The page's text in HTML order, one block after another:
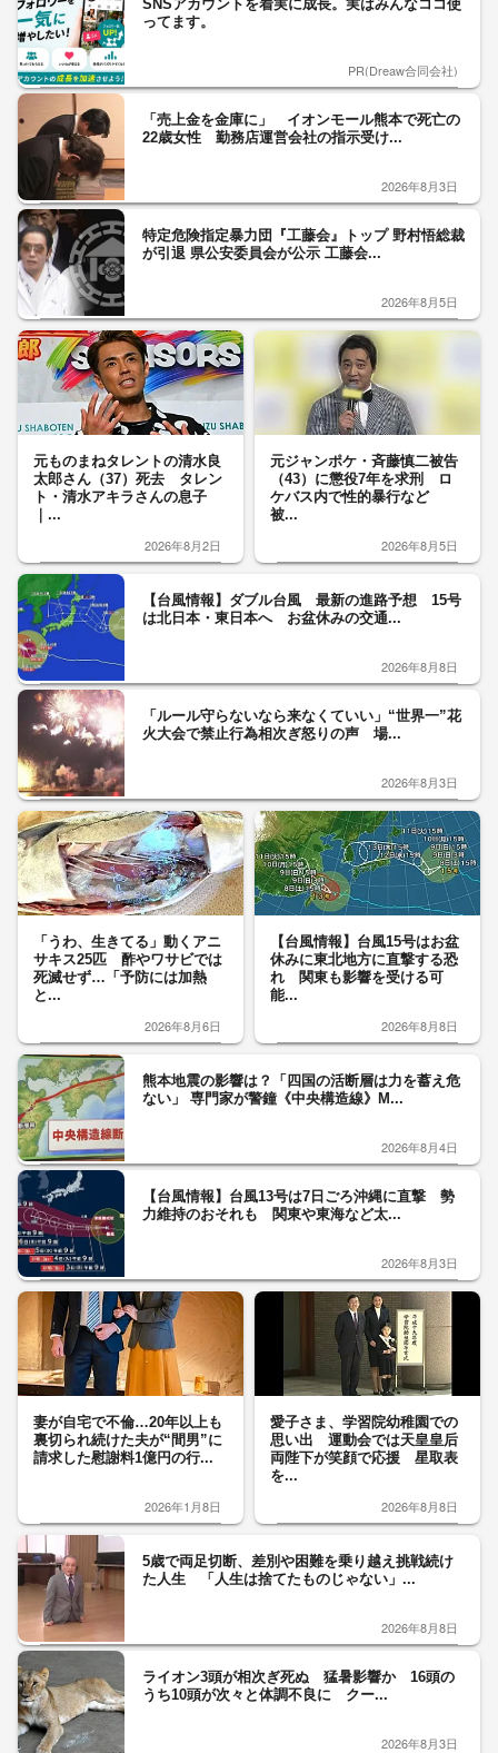
SNSアカウントを着実に成長。実はみんなココ使
ってます。
PR(Dreaw合同会社)
「売上金を金庫に」 イオンモール熊本で死亡の
22歳女性 勤務店運営会社の指示受け...
2026年8月3日
特定危険指定暴力団『工藤会』トップ 野村悟総裁
が引退 県公安委員会が公示 工藤会...
2026年8月5日
元ものまねタレントの清水良
太郎さん（37）死去 タレン
ト・清水アキラさんの息子
｜...
2026年8月2日
元ジャンポケ・斉藤慎二被告
（43）に懲役7年を求刑 ロ
ケバス内で性的暴行など
被...
2026年8月5日
【台風情報】ダブル台風 最新の進路予想 15号
は北日本・東日本へ お盆休みの交通...
2026年8月8日
「ルール守らないなら来なくていい」“世界一”花
火大会で禁止行為相次ぎ怒りの声 場...
2026年8月3日
「うわ、生きてる」動くアニ
サキス25匹 酢やワサビでは
死滅せず…「予防には加熱
と...
2026年8月6日
【台風情報】台風15号はお盆
休みに東北地方に直撃する恐
れ 関東も影響を受ける可
能...
2026年8月8日
熊本地震の影響は？「四国の活断層は力を蓄え危
ない」 専門家が警鐘《中央構造線》M...
2026年8月4日
【台風情報】台風13号は7日ごろ沖縄に直撃 勢
力維持のおそれも 関東や東海など太...
2026年8月3日
妻が自宅で不倫…20年以上も
裏切られ続けた夫が“間男”に
請求した慰謝料1億円の行...
2026年1月8日
愛子さま、学習院幼稚園での
思い出 運動会では天皇皇后
両陛下が笑顔で応援 星取表
を...
2026年8月8日
5歳で両足切断、差別や困難を乗り越え挑戦続け
た人生 「人生は捨てたものじゃない」...
2026年8月8日
ライオン3頭が相次ぎ死ぬ 猛暑影響か 16頭の
うち10頭が次々と体調不良に クー...
2026年8月3日